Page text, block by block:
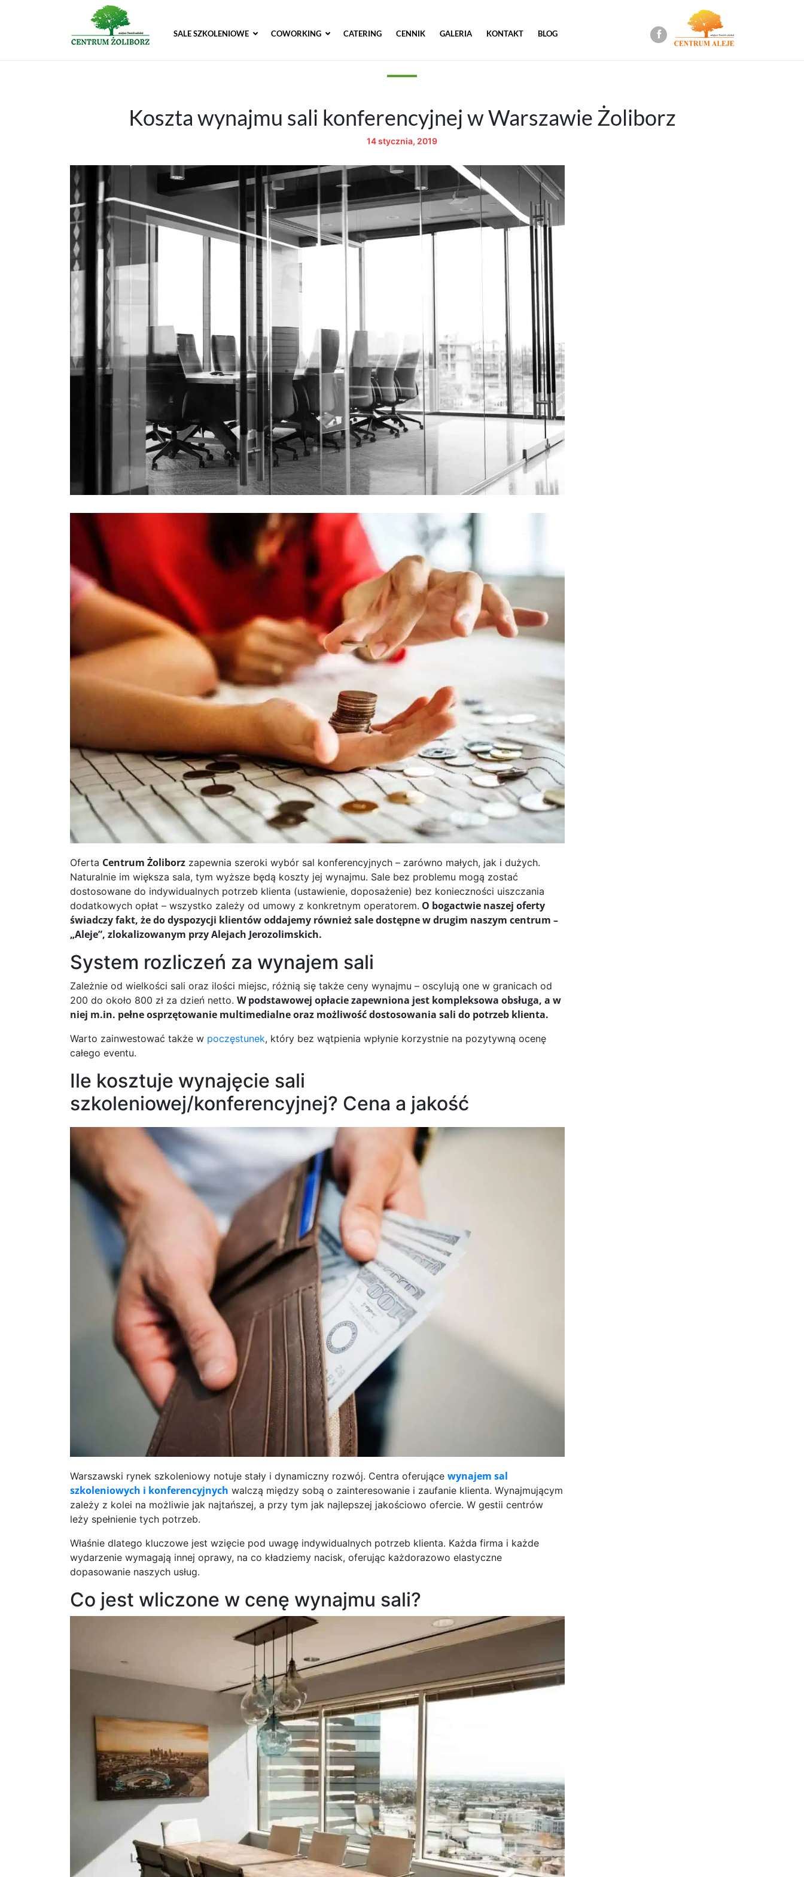
SALE SZKOLENIOWE COWORKING CATERING CENNIK GALERIA KONTAKT BLOG
Koszta wynajmu sali konferencyjnej w Warszawie Żoliborz
14 stycznia, 2019
Oferta Centrum Żoliborz zapewnia szeroki wybór sal konferencyjnych – zarówno małych, jak i dużych.
Naturalnie im większa sala, tym wyższe będą koszty jej wynajmu. Sale bez problemu mogą zostać
dostosowane do indywidualnych potrzeb klienta (ustawienie, doposażenie) bez konieczności uiszczania
dodatkowych opłat – wszystko zależy od umowy z konkretnym operatorem. O bogactwie naszej oferty
świadczy fakt, że do dyspozycji klientów oddajemy również sale dostępne w drugim naszym centrum –
„Aleje”, zlokalizowanym przy Alejach Jerozolimskich.
System rozliczeń za wynajem sali
Zależnie od wielkości sali oraz ilości miejsc, różnią się także ceny wynajmu – oscylują one w granicach od
200 do około 800 zł za dzień netto. W podstawowej opłacie zapewniona jest kompleksowa obsługa, a w
niej m.in. pełne osprzętowanie multimedialne oraz możliwość dostosowania sali do potrzeb klienta.
Warto zainwestować także w poczęstunek, który bez wątpienia wpłynie korzystnie na pozytywną ocenę
całego eventu.
Ile kosztuje wynajęcie sali
szkoleniowej/konferencyjnej? Cena a jakość
Warszawski rynek szkoleniowy notuje stały i dynamiczny rozwój. Centra oferujące wynajem sal
szkoleniowych i konferencyjnych walczą między sobą o zainteresowanie i zaufanie klienta. Wynajmującym
zależy z kolei na możliwie jak najtańszej, a przy tym jak najlepszej jakościowo ofercie. W gestii centrów
leży spełnienie tych potrzeb.
Właśnie dlatego kluczowe jest wzięcie pod uwagę indywidualnych potrzeb klienta. Każda firma i każde
wydarzenie wymagają innej oprawy, na co kładziemy nacisk, oferując każdorazowo elastyczne
dopasowanie naszych usług.
Co jest wliczone w cenę wynajmu sali?